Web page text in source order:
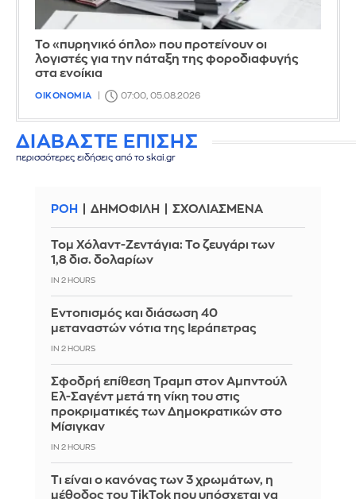
Το «πυρηνικό όπλο» που προτείνουν οι
λογιστές για την πάταξη της φοροδιαφυγής
στα ενοίκια
ΟΙΚΟΝΟΜΙΑ 07:00, 05.08.2026
ΔΙΑΒΑΣΤΕ ΕΠΙΣΗΣ
περισσότερες ειδήσεις από το skai.gr
ΡΟΗ ΔΗΜΟΦΙΛΗ ΣΧΟΛΙΑΣΜΕΝΑ
Τομ Χόλαντ-Ζεντάγια: Το ζευγάρι των
1,8 δισ. δολαρίων
IN 2 HOURS
Εντοπισμός και διάσωση 40
μεταναστών νότια της Ιεράπετρας
IN 2 HOURS
Σφοδρή επίθεση Τραμπ στον Αμπντούλ
Ελ-Σαγέντ μετά τη νίκη του στις
προκριματικές των Δημοκρατικών στο
Μίσιγκαν
IN 2 HOURS
Τι είναι ο κανόνας των 3 χρωμάτων, η
μέθοδος του TikTok που υπόσχεται να